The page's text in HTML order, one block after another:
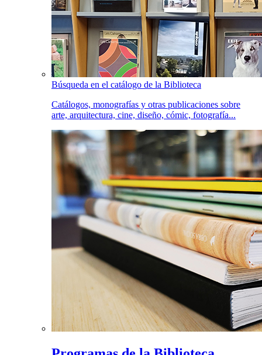
Búsqueda en el catálogo de la Biblioteca
Catálogos, monografías y otras publicaciones sobre
arte, arquitectura, cine, diseño, cómic, fotografía...